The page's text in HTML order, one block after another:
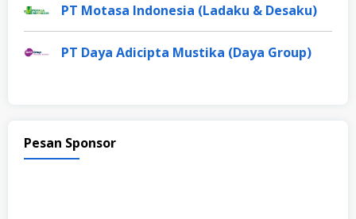
PT Motasa Indonesia (Ladaku & Desaku)
PT Daya Adicipta Mustika (Daya Group)
Pesan Sponsor